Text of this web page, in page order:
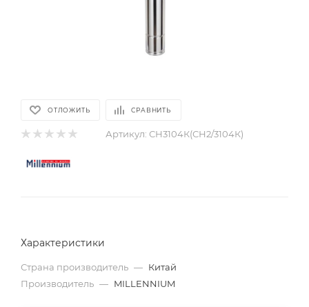
ОТЛОЖИТЬ СРАВНИТЬ
Артикул: СН3104К(СН2/3104К)
Характеристики
Страна производитель — Китай
Производитель — MILLENNIUM